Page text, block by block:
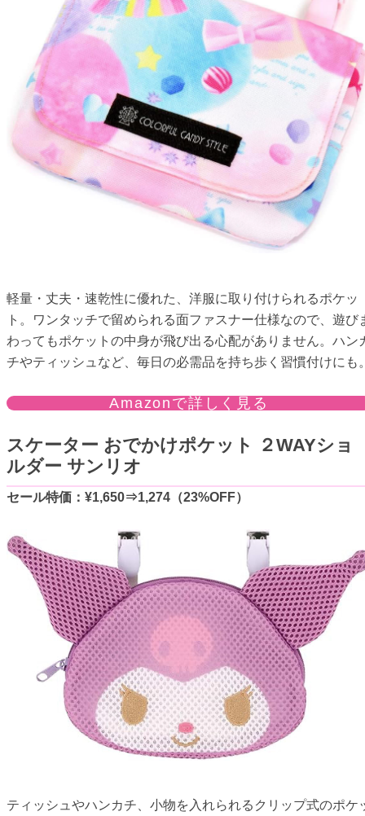
軽量・丈夫・速乾性に優れた、洋服に取り付けられるポケッ
ト。ワンタッチで留められる面ファスナー仕様なので、遊び
わってもポケットの中身が飛び出る心配がありません。ハン
チやティッシュなど、毎日の必需品を持ち歩く習慣付けにも
Amazonで詳しく見る
スケーター おでかけポケット ２WAYショ
ルダー サンリオ
セール特価：¥1,650⇒1,274（23%OFF）
ティッシュやハンカチ、小物を入れられるクリップ式のポケ